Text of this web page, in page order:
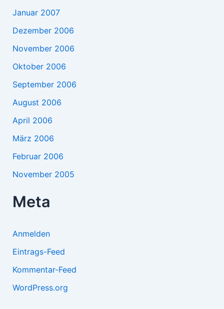
Januar 2007
Dezember 2006
November 2006
Oktober 2006
September 2006
August 2006
April 2006
März 2006
Februar 2006
November 2005
Meta
Anmelden
Eintrags-Feed
Kommentar-Feed
WordPress.org